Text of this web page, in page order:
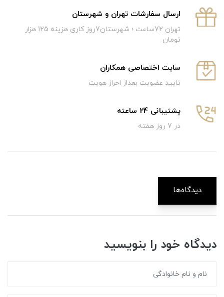
ارسال سفارشات تهران و شهرستان
تهران 72ساعت ؛ شهرستان7روز کاری هزینه 125 هزار
تومان
سایت اختصاصی همکاران
تایید عضویت بعداز احراز هویت
پشتیبانی 24 ساعته
در 7 روز هفته
دیدگاه‌ها
دیدگاه خود را بنویسید